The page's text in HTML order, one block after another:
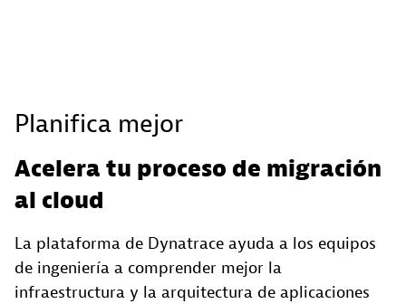
Planifica mejor
Acelera tu proceso de migración
al cloud
La plataforma de Dynatrace ayuda a los equipos
de ingeniería a comprender mejor la
infraestructura y la arquitectura de aplicaciones